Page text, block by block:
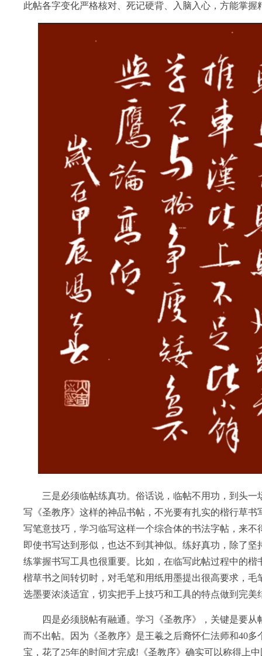
此帖各字变化严格核对、死记硬背、入脑入心，方能掌握
三是必须临帖练真功。俗话说，临帖不用功，到头一
写《圣教序》这样的神品书帖，不光要有扎实的楷行草
写笔意技巧，学习临写这样一个综合体的书法字帖，来
即使书写达到形似，也达不到其神似。练好真功，除了
练掌握书写工具也很重要。比如，在临写此帖过程中的
楷草书之间转切时，对毛笔和用纸用墨提出很高要求，
选墨要浓淡适宜，切实把手上技巧和工具的特点做到完美
四是必须脱帖有融通。学习《圣教序》，关键是要从
而不出帖。因为《圣教序》是王羲之后裔怀仁法师和40
宝，花了25年的时间才完成!《圣教序》确实可以称得上